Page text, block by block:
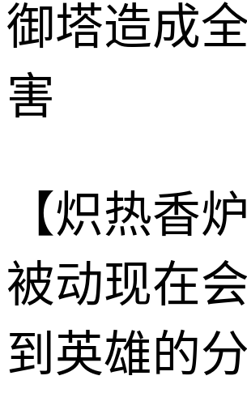
御塔造成
害
【炽热香
被动现在
到英雄的